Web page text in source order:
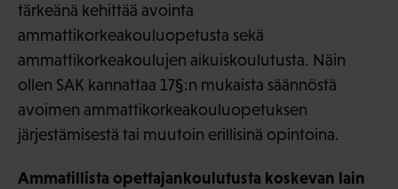
tärkeänä kehittää avointa
ammattikorkeakouluopetusta sekä
ammattikorkeakoulujen aikuiskoulutusta. Näin
ollen SAK kannattaa 17§:n mukaista säännöstä
avoimen ammattikorkeakouluopetuksen
järjestämisestä tai muutoin erillisinä opintoina.
Ammatillista opettajankoulutusta koskevan lain